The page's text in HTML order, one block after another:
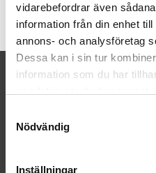
vidarebefordrar även
information från din enhet
annons- och analysföretag
Dessa kan i sin tur
information som du har
Nödvändig
Inställningar
Artikelnummer:
DMC117MC-3845
KONTAKTA OSS
kontakt@symaskinsboden.se
Tel. 018-150525